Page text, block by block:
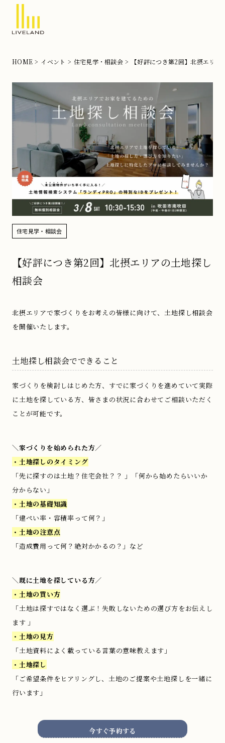
注
文
住
宅
リ
ブ
ド
HOME イベント 住宅見学・相談会 【好評につき第2回】北摂エリ
住宅見学・相談会
【好評につき第2回】北摂エリアの土地探し
相談会
北摂エリアで家づくりをお考えの皆様に向けて、土地探し相談会
を開催いたします。
土地探し相談会でできること
家づくりを検討しはじめた方、すでに家づくりを進めていて実際
に土地を探している方、皆さまの状況に合わせてご相談いただく
ことが可能です。
＼家づくりを始められた方／
・土地探しのタイミング
「先に探すのは土地？住宅会社？？ 」「何から始めたらいいか
分からない」
・土地の基礎知識
「建ぺい率・容積率って何？」
・土地の注意点
「造成費用って何？絶対かかるの？」など
＼既に土地を探している方／
・土地の買い方
「土地は探すではなく選ぶ！失敗しないための選び方をお伝えし
ます 」
・土地の見方
「土地資料によく載っている言葉の意味教えます」
・土地探し
「ご希望条件をヒアリングし、土地のご提案や土地探しを一緒に
行います」
今すぐ予約する